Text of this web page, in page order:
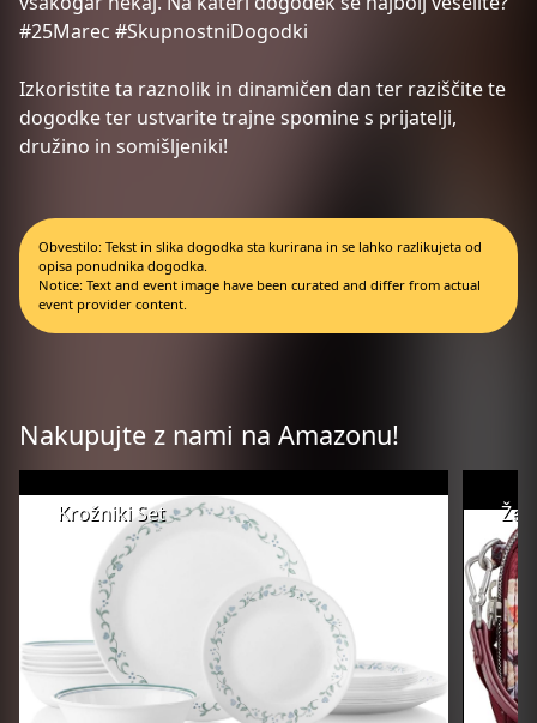
#25Marec #SkupnostniDogodki
Izkoristite ta raznolik in dinamičen dan ter raziščite te
dogodke ter ustvarite trajne spomine s prijatelji,
družino in somišljeniki!
Obvestilo: Tekst in slika dogodka sta kurirana in se lahko razlikujeta od
opisa ponudnika dogodka.
Notice: Text and event image have been curated and differ from actual
event provider content.
Nakupujte z nami na Amazonu!
Krožniki Set